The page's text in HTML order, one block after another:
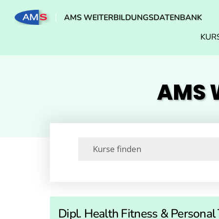
AMS WEITERBILDUNGSDATENBANK
AMS
Dipl. Health Fitness & Personal